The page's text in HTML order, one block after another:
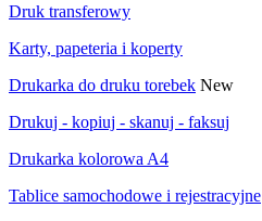
Druk transferowy
Karty, papeteria i koperty
Drukarka do druku torebek New
Drukuj - kopiuj - skanuj - faksuj
Drukarka kolorowa A4
Tablice samochodowe i rejestracyjne